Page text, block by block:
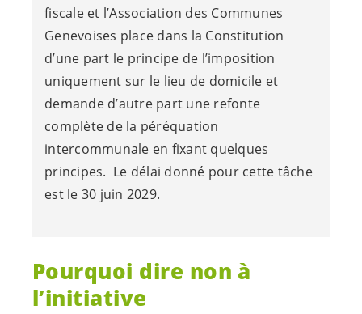
fiscale et l’Association des Communes
Genevoises place dans la Constitution
d’une part le principe de l’imposition
uniquement sur le lieu de domicile et
demande d’autre part une refonte
complète de la péréquation
intercommunale en fixant quelques
principes. Le délai donné pour cette tâche
est le 30 juin 2029.
Pourquoi dire non à
l’initiative